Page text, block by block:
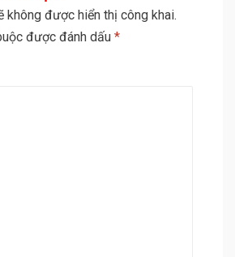
không được hiển thị công khai.
được đánh dấu *